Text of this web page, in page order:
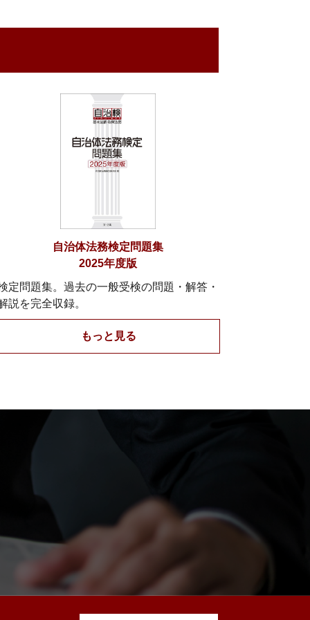
自治体法務検定問題集
2025年度版
定問題集。過去の一般受検の問題・解答・
説を完全収録。
もっと見る